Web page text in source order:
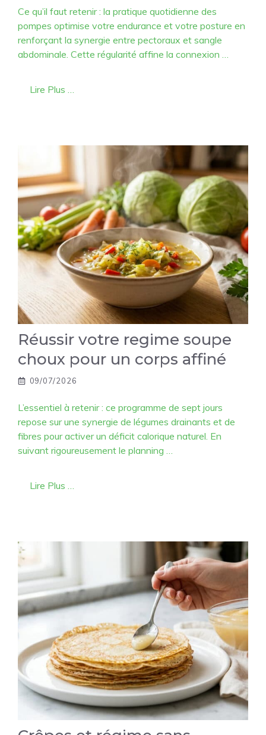
Ce qu’il faut retenir : la pratique quotidienne des
pompes optimise votre endurance et votre posture en
renforçant la synergie entre pectoraux et sangle
abdominale. Cette régularité affine la connexion …
Lire Plus …
Réussir votre regime soupe
choux pour un corps affiné
09/07/2026
L’essentiel à retenir : ce programme de sept jours
repose sur une synergie de légumes drainants et de
fibres pour activer un déficit calorique naturel. En
suivant rigoureusement le planning …
Lire Plus …